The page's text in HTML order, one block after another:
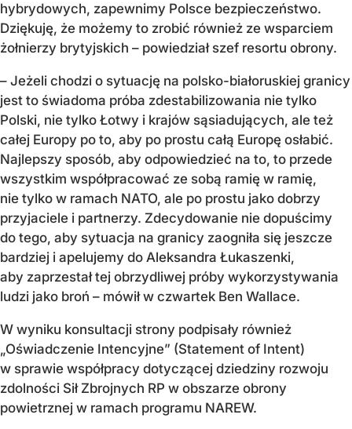
hybrydowych, zapewnimy Polsce bezpieczeństwo.
Dziękuję, że możemy to zrobić również ze wsparciem
żołnierzy brytyjskich – powiedział szef resortu obrony.
– Jeżeli chodzi o sytuację na polsko-białoruskiej granicy
jest to świadoma próba zdestabilizowania nie tylko
Polski, nie tylko Łotwy i krajów sąsiadujących, ale też
całej Europy po to, aby po prostu całą Europę osłabić.
Najlepszy sposób, aby odpowiedzieć na to, to przede
wszystkim współpracować ze sobą ramię w ramię,
nie tylko w ramach NATO, ale po prostu jako dobrzy
przyjaciele i partnerzy. Zdecydowanie nie dopuścimy
do tego, aby sytuacja na granicy zaogniła się jeszcze
bardziej i apelujemy do Aleksandra Łukaszenki,
aby zaprzestał tej obrzydliwej próby wykorzystywania
ludzi jako broń – mówił w czwartek Ben Wallace.
W wyniku konsultacji strony podpisały również
„Oświadczenie Intencyjne” (Statement of Intent)
w sprawie współpracy dotyczącej dziedziny rozwoju
zdolności Sił Zbrojnych RP w obszarze obrony
powietrznej w ramach programu NAREW.